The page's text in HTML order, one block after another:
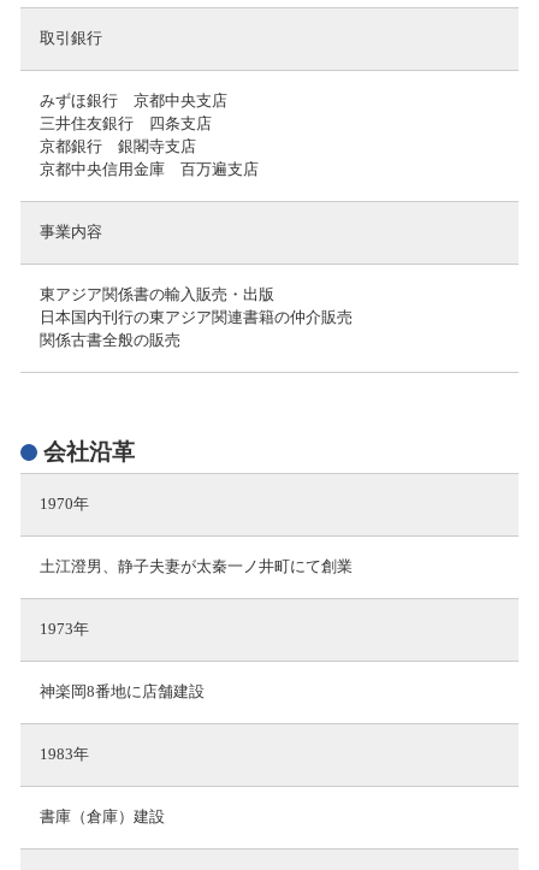
取引銀行
みずほ銀行 京都中央支店
三井住友銀行 四条支店
京都銀行 銀閣寺支店
京都中央信用金庫 百万遍支店
事業内容
東アジア関係書の輸入販売・出版
日本国内刊行の東アジア関連書籍の仲介販売
関係古書全般の販売
会社沿革
1970年
土江澄男、静子夫妻が太秦一ノ井町にて創業
1973年
神楽岡8番地に店舗建設
1983年
書庫（倉庫）建設